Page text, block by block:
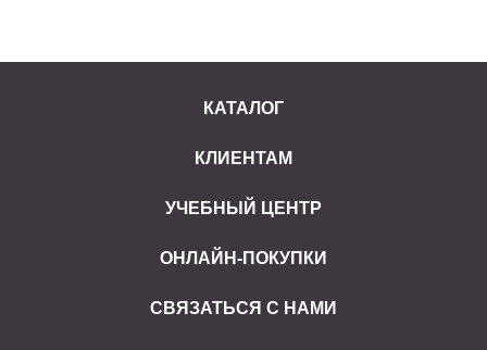
КАТАЛОГ
КЛИЕНТАМ
УЧЕБНЫЙ ЦЕНТР
ОНЛАЙН-ПОКУПКИ
СВЯЗАТЬСЯ С НАМИ